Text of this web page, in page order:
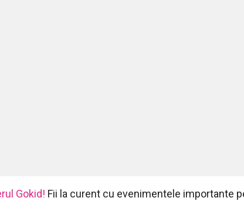
Gokid! Fii la curent cu evenimentele importante